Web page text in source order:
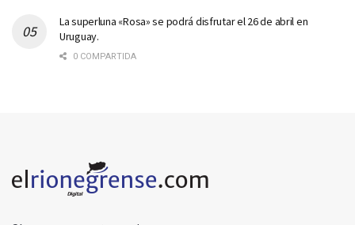
La superluna «Rosa» se podrá disfrutar el 26 de abril en
Uruguay.
0 COMPARTIDA